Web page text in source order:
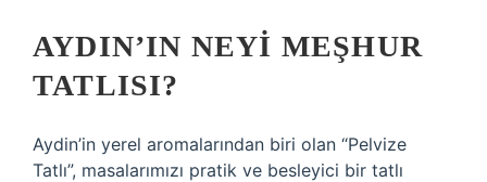
AYDIN’IN NEYI MEŞHUR
TATLISI?
Aydin’in yerel aromalarından biri olan “Pelvize
Tatlı”, masalarımızı pratik ve besleyici bir tatlı